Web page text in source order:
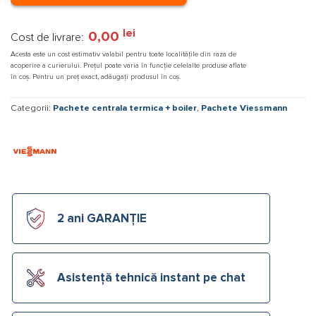
Cost de livrare: 0,00 lei
Acesta este un cost estimativ valabil pentru toate localitățile din raza de
acoperire a curierului. Prețul poate varia în funcție celelalte produse aflate
în coș. Pentru un preț exact, adăugați produsul în coș.
Categorii: Pachete centrala termica + boiler, Pachete Viessmann
2 ani GARANȚIE
Asistență tehnică instant pe chat